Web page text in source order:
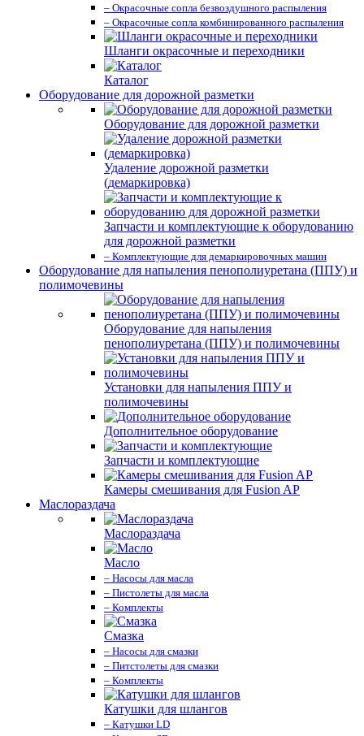
– Окрасочные сопла безвоздушного распыления
– Окрасочные сопла комбинированного распыления
Шланги окрасочные и переходники
Каталог
Оборудование для дорожной разметки
Оборудование для дорожной разметки
Удаление дорожной разметки
(демаркировка)
Запчасти и комплектующие к оборудованию
для дорожной разметки
– Комплектующие для демаркировочных машин
Оборудование для напыления пенополиуретана (ППУ) и
полимочевины
Оборудование для напыления
пенополиуретана (ППУ) и полимочевины
Установки для напыления ППУ и
полимочевины
Дополнительное оборудование
Запчасти и комплектующие
Камеры смешивания для Fusion AP
Маслораздача
Маслораздача
Масло
– Насосы для масла
– Пистолеты для масла
– Комплекты
Смазка
– Насосы для смазки
– Питстолеты для смазки
– Комплекты
Катушки для шлангов
– Катушки LD